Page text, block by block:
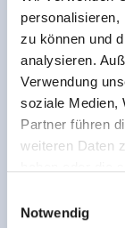
personalisieren,
zu können und
analysieren.
Verwendung
soziale Medien,
Partner führen
weiteren Daten
Notwendig
Sign